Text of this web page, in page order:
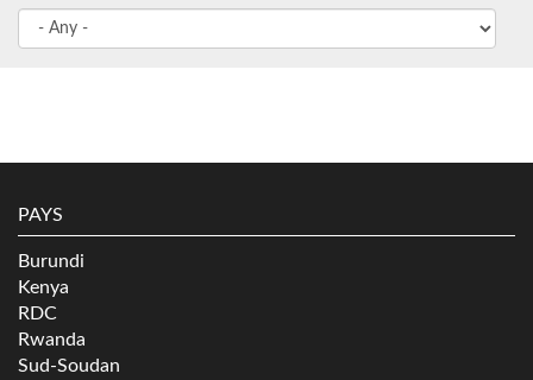
PAYS
Burundi
Kenya
RDC
Rwanda
Sud-Soudan